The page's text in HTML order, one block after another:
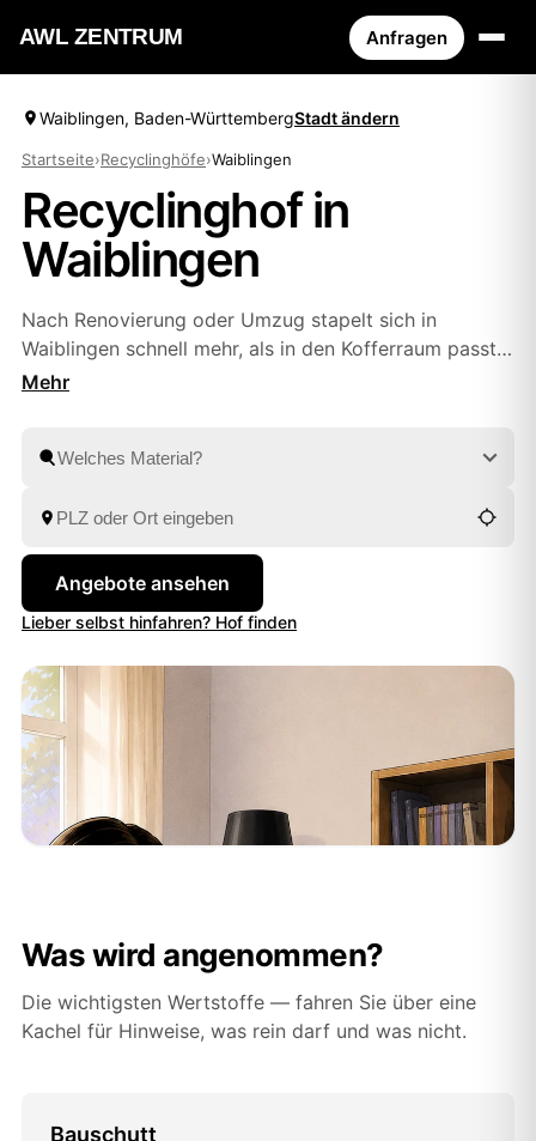
AWL ZENTRUM Anfragen
Waiblingen, Baden-WürttembergStadt ändern
Startseite›Recyclinghöfe›Waiblingen
Recyclinghof in
Waiblingen
Nach Renovierung oder Umzug stapelt sich in
Waiblingen schnell mehr, als in den Kofferraum passt.
Damit Sie nicht mehrmals zum Hof pendeln, listet
die Abholung. Sie beschreiben einmal den Umfang
ausFellbach undEsslingen am Neckar
Vergleichen.
Angebote ansehen
Lieber selbst hinfahren? Hof finden
Was wird angenommen?
Die wichtigsten Wertstoffe — fahren Sie über eine
Kachel für Hinweise, was rein darf und was nicht.
Bauschutt